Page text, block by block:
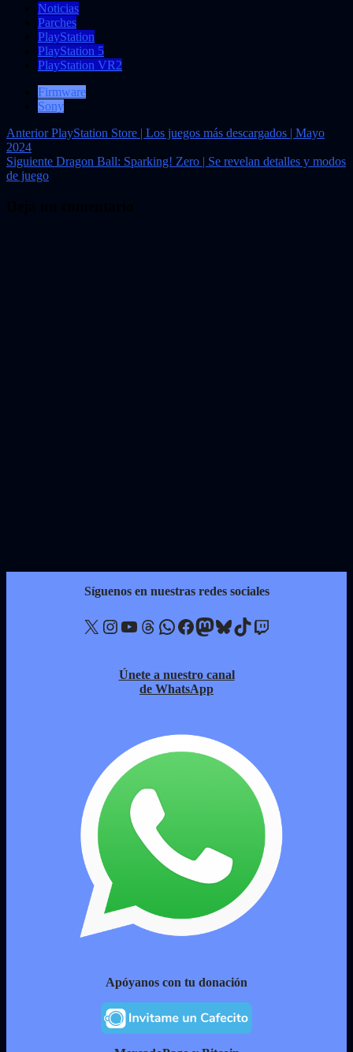
Noticias
Parches
PlayStation
PlayStation 5
PlayStation VR2
Firmware
Sony
Navegación
de
entradas
AnteriorPlayStation Store | Los juegos más descargados | Mayo
2024
Siguiente Dragon Ball: Sparking! Zero | Se revelan detalles y modos
de juego
Síguenos en nuestras redes sociales
X Instagram YouTube Threads WhatsApp Facebook Mastodon Bluesky TikTok Twitch
Únete a nuestro canal
de WhatsApp
Apóyanos con tu donación